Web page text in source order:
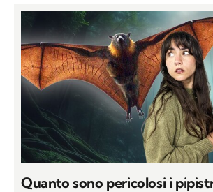
Quanto sono pericolosi i